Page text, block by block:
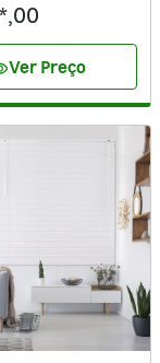
Ver Preço